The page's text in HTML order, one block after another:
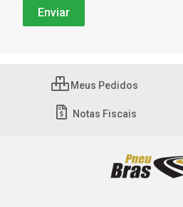
Meus Pedidos
Notas Fiscais